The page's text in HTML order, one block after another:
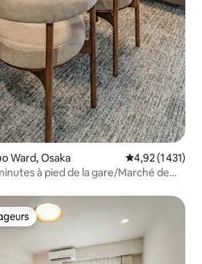
Ward, Osaka Évaluation
4,92 (1 431)
à pied de la gare/Marché de
avec deux grands lits